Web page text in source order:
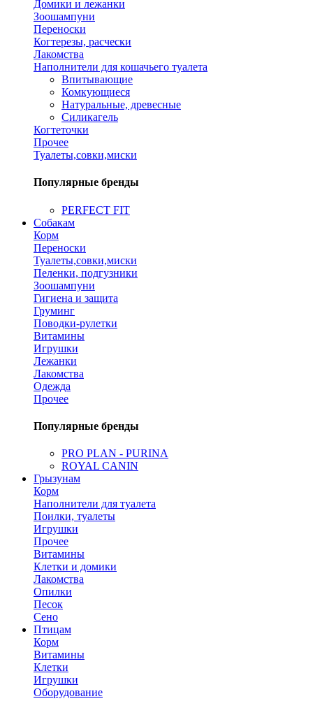
Домики и лежанки
Зоошампуни
Переноски
Когтерезы, расчески
Лакомства
Наполнители для кошачьего туалета
Впитывающие
Комкующиеся
Натуральные, древесные
Силикагель
Когтеточки
Прочее
Туалеты,совки,миски
Популярные бренды
PERFECT FIT
Собакам
Корм
Переноски
Туалеты,совки,миски
Пеленки, подгузники
Зоошампуни
Гигиена и защита
Груминг
Поводки-рулетки
Витамины
Игрушки
Лежанки
Лакомства
Одежда
Прочее
Популярные бренды
PRO PLAN - PURINA
ROYAL CANIN
Грызунам
Корм
Наполнители для туалета
Поилки, туалеты
Игрушки
Прочее
Витамины
Клетки и домики
Лакомства
Опилки
Песок
Сено
Птицам
Корм
Витамины
Клетки
Игрушки
Оборудование